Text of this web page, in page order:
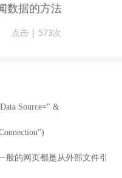
数据的方法
点击 | 573次
Source=" &
般的网页都是从外部文件引